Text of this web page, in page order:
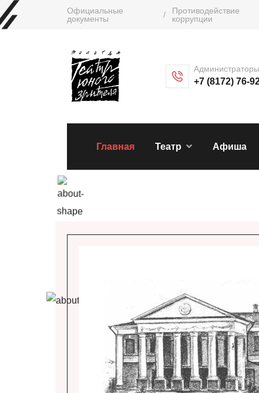
Официальные
документы
/
Противодействие
коррупции
+7 (8172) 76-
Главная Театр Афиша